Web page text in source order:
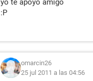
yo te apoyo amigo
:P
omarcin26
25 jul 2011 a las 04:56